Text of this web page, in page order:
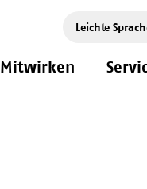
Leichte
Mitwirken